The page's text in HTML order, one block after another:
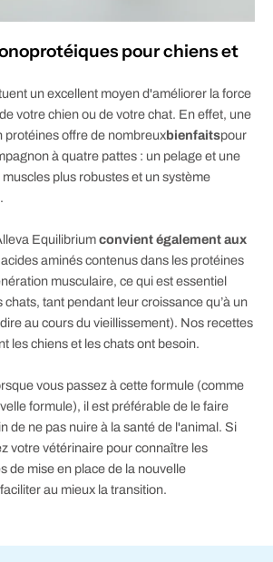
pour chiens et
un excellent moyen d'améliorer la force
votre chien ou de votre chat. En effet, une
protéines offre de nombreuxbienfaitspour
à quatre pattes : un pelage et une
plus robustes et un système
Equilibriumconvient également aux
aminés contenus dans les protéines
musculaire, ce qui est essentiel
chats, tant pendant leur croissance qu’à un
au cours du vieillissement). Nos recettes
les chiens et les chats ont besoin.
vous passez à cette formule (comme
formule), il est préférable de le faire
de ne pas nuire à la santé de l'animal. Si
votre vétérinaire pour connaître les
de mise en place de la nouvelle
au mieux la transition.